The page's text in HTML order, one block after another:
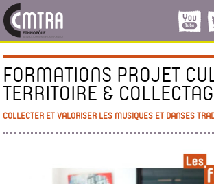
FORMATIONS PROJET
TERRITOIRE &
COLLECTER ET VALORISER LES MUSIQUES ET DANSES